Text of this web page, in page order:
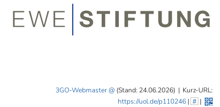
3GO-Webmaster (Stand: 24.06.2026) | Kurz-URL:
https://uol.de/p110246| # |